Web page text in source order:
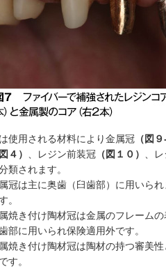
使用される材料により金属冠 （図
４）
、レジン前装冠 （図１０） 、
類されます。
冠は主に奥歯（臼歯部）に用いら
。
焼き付け陶材冠は金属のフレーム
部に用いられ保険適用外です。
焼き付け陶材冠は陶材の持つ審美
す。